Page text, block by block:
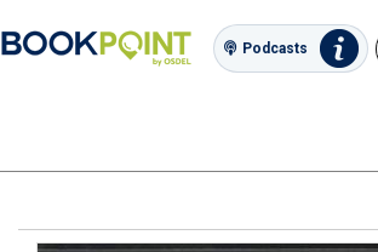
Podcasts